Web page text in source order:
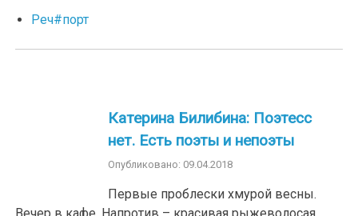
Реч#порт
Катерина Билибина: Поэтесс
нет. Есть поэты и непоэты
Опубликовано: 09.04.2018
Первые проблески хмурой весны.